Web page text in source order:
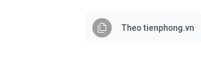
Theo tienphong.vn